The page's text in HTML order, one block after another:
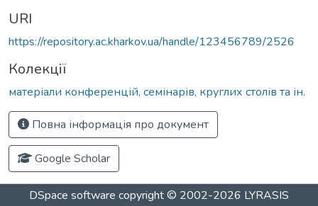
URI
https://repository.ac.kharkov.ua/handle/123456789/2526
Колекції
матеріали конференцій, семінарів, круглих столів та ін.
Повна інформація про документ
Google Scholar
DSpace software copyright © 2002-2026 LYRASIS